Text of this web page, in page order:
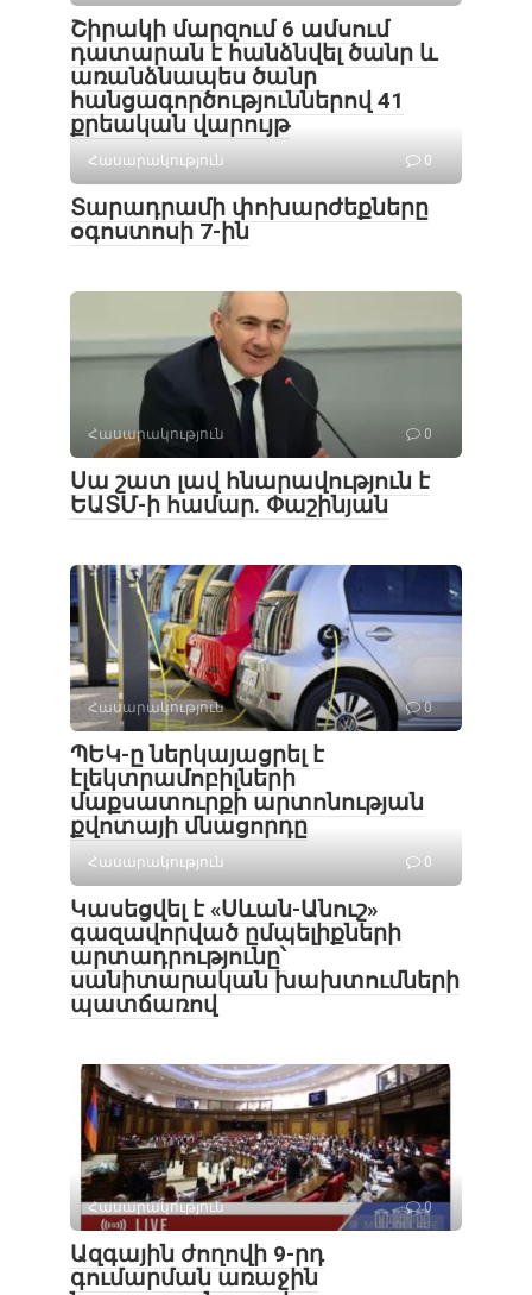
Շիրակի մարզում 6 ամսում
դատարան է հանձնվել ծանր և
առանձնապես ծանր
հանցագործություններով 41
քրեական վարույթ
Հասարակություն 0
Տարադրամի փոխարժեքները
օգոստոսի 7-ին
Հասարակություն 0
Սա շատ լավ հնարավություն է
ԵԱՏՄ-ի համար. Փաշինյան
Հասարակություն 0
ՊԵԿ-ը ներկայացրել է
էլեկտրամոբիլների
մաքսատուրքի արտոնության
քվոտայի մնացորդը
Հասարակություն 0
Կասեցվել է «Սևան-Անուշ»
գազավորված ըմպելիքների
արտադրությունը՝
սանիտարական խախտումների
պատճառով
Հասարակություն 0
Ազգային ժողովի 9-րդ
գումարման առաջին